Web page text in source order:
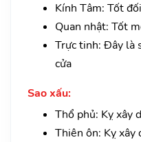
Kính Tâm: Tốt
Quan nhật: Tốt
Trực tinh: Đây là
cửa
Sao xấu:
Thổ phủ: Kỵ xây
Thiên ôn: Kỵ xây